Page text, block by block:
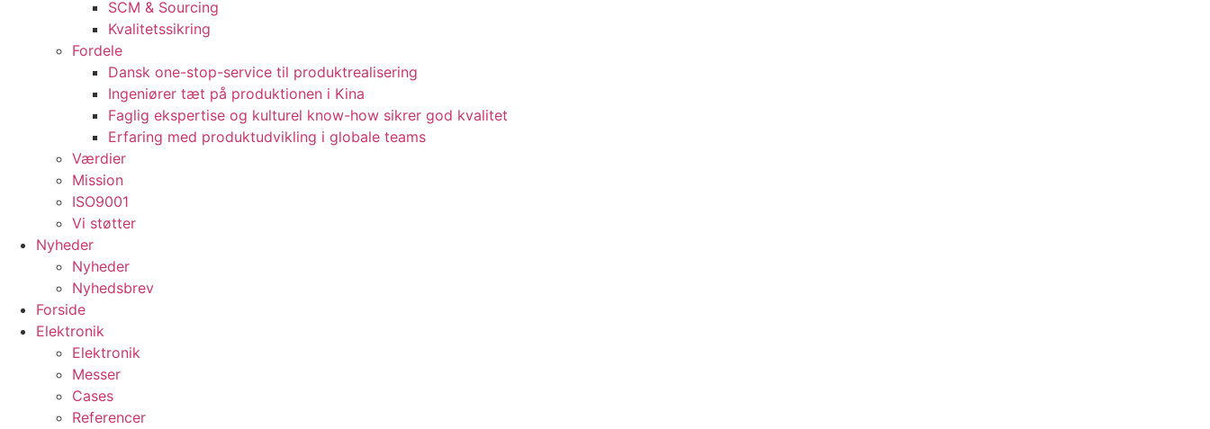
SCM & Sourcing
Kvalitetssikring
Fordele
Dansk one-stop-service til produktrealisering
Ingeniører tæt på produktionen i Kina
Faglig ekspertise og kulturel know-how sikrer god kvalitet
Erfaring med produktudvikling i globale teams
Værdier
Mission
ISO9001
Vi støtter
Nyheder
Nyheder
Nyhedsbrev
Forside
Elektronik
Elektronik
Messer
Cases
Referencer